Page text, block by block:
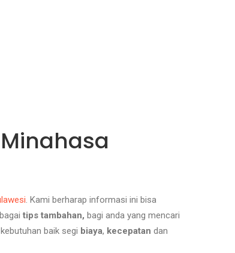
. Kami berharap informasi ini bisa
tips tambahan, bagi anda yang mencari
baik segi biaya, kecepatan dan